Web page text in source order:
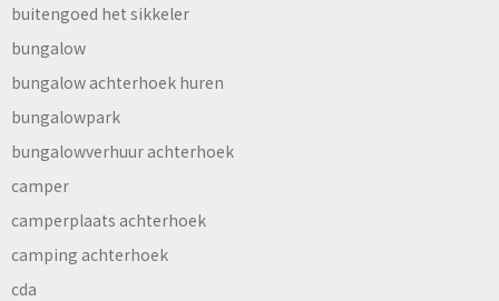
buitengoed het sikkeler
bungalow
bungalow achterhoek huren
bungalowpark
bungalowverhuur achterhoek
camper
camperplaats achterhoek
camping achterhoek
cda